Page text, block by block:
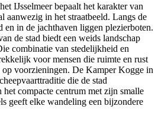
IJsselmeer bepaalt het karakter van
aanwezig in het straatbeeld. Langs de
en in de jachthaven liggen plezierboten.
de stad biedt een weids landschap
combinatie van stedelijkheid en
voor mensen die ruimte en rust
op voorzieningen. De Kamper Kogge in
die de stad
compacte centrum met zijn smalle
geeft elke wandeling een bijzondere